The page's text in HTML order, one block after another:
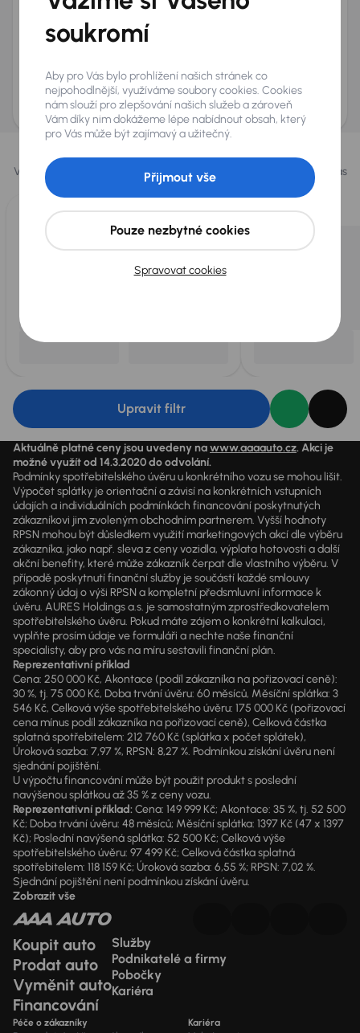
Přeji si dostávat informace o atraktivních slevových
nabídkách
AURES Holdings a.s., se sídlem Dopraváků 874/15, Čimice, 184 00 Praha 8 bude
uchovávat a zpracovávat vaše osobní údaje v souladu se zásadami ochrany a
zpracováníosobních údajů.
Vybrali jsme pro vás
Vybíráme pro vás ty nejlepší vozy
z naší nabídky. Každý den pro vás
vykoupíme až 400 vozů
Upravit filtr
Aktuálně platné ceny jsou uvedeny nawww.aaaauto.cz. Akci je
možné využít od 14.3.2020 do odvolání.
Podmínky spotřebitelského úvěru u konkrétního vozu se mohou lišit.
Výpočet splátky je orientační a závisí na konkrétních vstupních
údajích a individuálních podmínkách financování poskytnutých
zákazníkovi jim zvoleným obchodním partnerem. Vyšší hodnoty
RPSN mohou být důsledkem využití marketingových akcí dle výběru
zákazníka, jako např. sleva z ceny vozidla, výplata hotovosti a další
akční benefity, které může zákazník čerpat dle vlastního výběru. V
případě poskytnutí finanční služby je součástí každé smlouvy
zákonný údaj o výši RPSN a kompletní předsmluvní informace k
úvěru. AURES Holdings a.s. je samostatným zprostředkovatelem
spotřebitelského úvěru. Pokud máte zájem o konkrétní kalkulaci,
vyplňte prosím údaje ve formuláři a nechte naše finanční
specialisty, aby pro vás na míru sestavili finanční plán.
Reprezentativní příklad
Cena: 250 000 Kč, Akontace (podíl zákazníka na pořizovací ceně):
30 %, tj. 75 000 Kč, Doba trvání úvěru: 60 měsíců, Měsíční splátka: 3
546 Kč, Celková výše spotřebitelského úvěru: 175 000 Kč (pořizovací
cena mínus podíl zákazníka na pořizovací ceně), Celková částka
splatná spotřebitelem: 212 760 Kč (splátka x počet splátek),
Úroková sazba: 7,97 %, RPSN: 8,27 %. Podmínkou získání úvěru není
sjednání pojištění.
U výpočtu financování může být použit produkt s poslední
navýšenou splátkou až 35 % z ceny vozu.
Reprezentativní příklad:Cena: 149 999 Kč; Akontace: 35 %, tj. 52 500
Kč; Doba trvání úvěru: 48 měsíců; Měsíční splátka: 1397 Kč (47 x 1397
Kč); Poslední navýšená splátka: 52 500 Kč; Celková výše
spotřebitelského úvěru: 97 499 Kč; Celková částka splatná
spotřebitelem: 118 159 Kč; Úroková sazba: 6,55 %; RPSN: 7,02 %.
Sjednání pojištění není podmínkou získání úvěru.
Zobrazit vše
Koupit auto
Prodat auto
Vyměnit auto
Financování
Služby
Podnikatelé a firmy
Pobočky
Kariéra
Péče o zákazníky Kariéra
soukromí
Aby pro Vás bylo prohlížení našich stránek co
nejpohodlnější, využíváme soubory cookies. Cookies
nám slouží pro zlepšování našich služeb a zároveň
Vám díky nim dokážeme lépe nabídnout obsah, který
pro Vás může být zajímavý a užitečný.
Spravovat cookies
Pouze nezbytné cookies
Přijmout vše